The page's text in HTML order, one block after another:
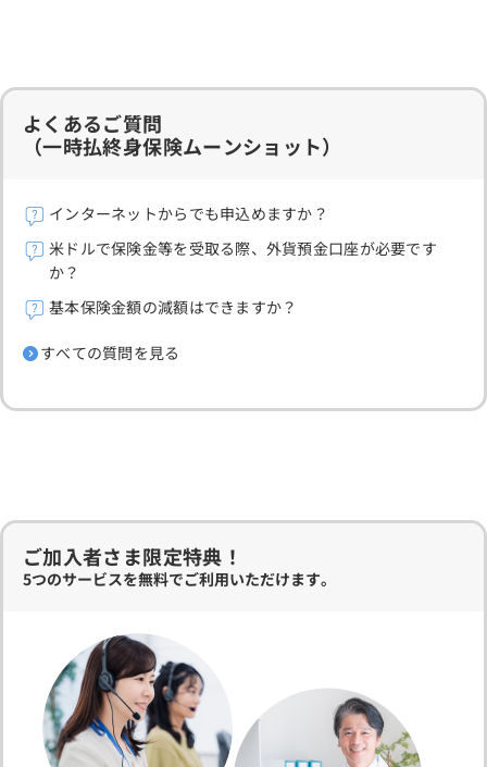
よくあるご質問
（一時払終身保険ムーンショット）
インターネットからでも申込めますか？
米ドルで保険金等を受取る際、外貨預金口座が必要です
か？
基本保険金額の減額はできますか？
すべての質問を見る
ご加入者さま限定特典！
5つのサービスを無料でご利用いただけます。